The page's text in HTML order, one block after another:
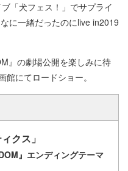
「犬フェス！」でサプライ
に一緒だったのにlive in2019
』の劇場公開を楽しみに待
にてロードショー。
クス」
』エンディングテーマ